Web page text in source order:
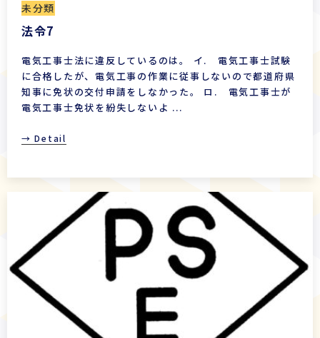
未分類
法令7
電気工事士法に違反しているのは。 イ. 電気工事士試験
に合格したが、電気工事の作業に従事しないので都道府県
知事に免状の交付申請をしなかった。 ロ. 電気工事士が
電気工事士免状を紛失しないよ ...
→ Detail